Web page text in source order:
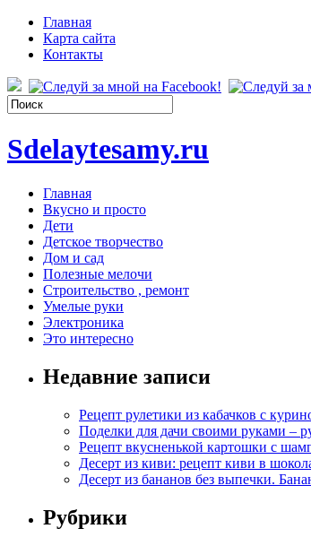
Главная
Карта сайта
Контакты
Sdelaytesamy.ru
Главная
Вкусно и просто
Дети
Детское творчество
Дом и сад
Полезные мелочи
Строительство , ремонт
Умелые руки
Электроника
Это интересно
Недавние записи
Рецепт рулетики из кабачков с
Поделки для дачи своими руками –
Рецепт вкусненькой картошки с
Десерт из киви: рецепт киви в
Десерт из бананов без выпечки.
Рубрики